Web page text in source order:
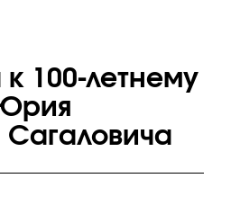
к 100-летнему
Сагаловича